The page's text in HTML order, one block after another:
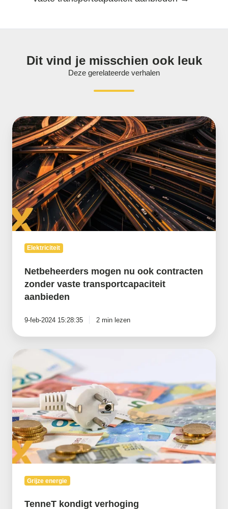
Dit vind je misschien ook leuk
Deze gerelateerde verhalen
Netbeheerders
mogen
nu
ook
contracten
zonder
vaste
transportcapaciteit
aanbieden
Elektriciteit
Netbeheerders mogen nu ook contracten
zonder vaste transportcapaciteit
aanbieden
9-feb-2024 15:28:35 2 min lezen
TenneT
verhoging
transporttarieven
aan
voor
2024
Grijze energie
TenneT kondigt verhoging